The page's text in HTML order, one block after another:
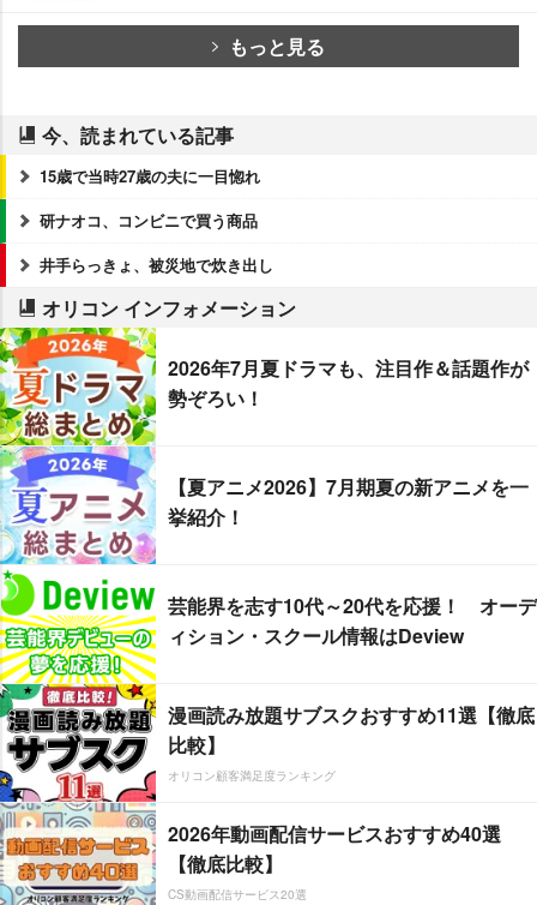
もっと見る
今、読まれている記事
15歳で当時27歳の夫に一目惚れ
研ナオコ、コンビニで買う商品
井手らっきょ、被災地で炊き出し
オリコン インフォメーション
2026年7月夏ドラマも、注目作＆話題作が
勢ぞろい！
【夏アニメ2026】7月期夏の新アニメを一
挙紹介！
芸能界を志す10代～20代を応援！ オーデ
ィション・スクール情報はDeview
漫画読み放題サブスクおすすめ11選【徹底
比較】
オリコン顧客満足度ランキング
2026年動画配信サービスおすすめ40選
【徹底比較】
CS動画配信サービス20選